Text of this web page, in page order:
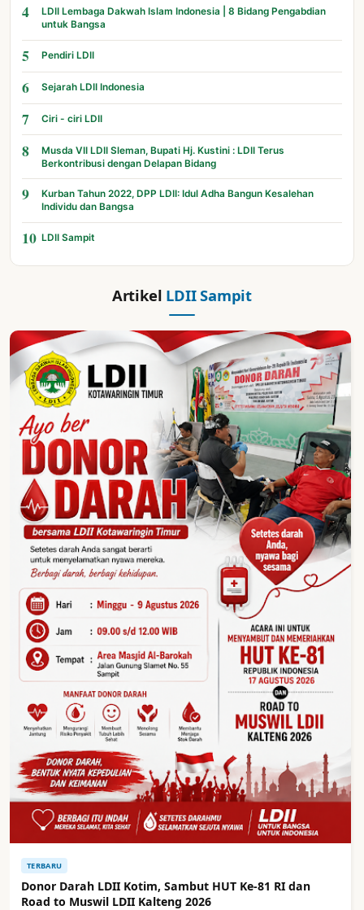
4
LDII Lembaga Dakwah Islam Indonesia | 8 Bidang Pengabdian
untuk Bangsa
5 Pendiri LDII
6 Sejarah LDII Indonesia
7 Ciri - ciri LDII
8
Musda VII LDII Sleman, Bupati Hj. Kustini : LDII Terus
Berkontribusi dengan Delapan Bidang
9
Kurban Tahun 2022, DPP LDII: Idul Adha Bangun Kesalehan
Individu dan Bangsa
10 LDII Sampit
Artikel LDII Sampit
TERBARU
Donor Darah LDII Kotim, Sambut HUT Ke-81 RI dan
Road to Muswil LDII Kalteng 2026